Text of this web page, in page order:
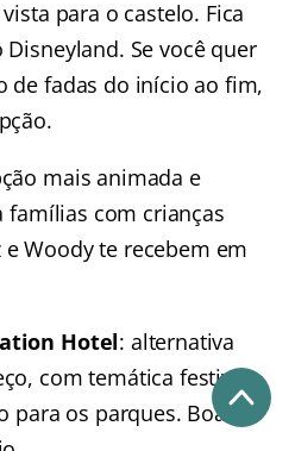
para o castelo. Fica
Se você quer
de fadas do início ao fim,
mais animada e
com crianças
Woody te recebem em
Hotel: alternativa
com temática festiva e
para os parques. Boa